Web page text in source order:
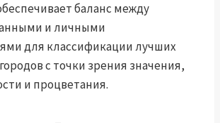
баланс между
и личными
для классификации лучших
с точки зрения значения,
и процветания.